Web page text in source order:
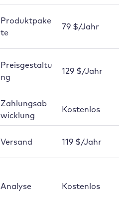
Produktpake
te
79 $/Jahr
Preisgestaltu
ng
129 $/Jahr
Zahlungsab
wicklung
Kostenlos
Versand 119 $/Jahr
Analyse Kostenlos